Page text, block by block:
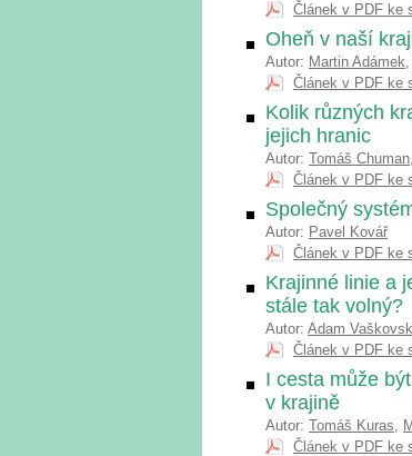
Článek v PDF ke
Oheň v naší
Autor: Martin Adámek,
Článek v PDF ke
Kolik různých
jejich hranic
Autor: Tomáš Chuman,
Článek v PDF ke
Společný
Autor: Pavel Kovář
Článek v PDF ke
Krajinné linie a
stále tak volný?
Autor: Adam
Článek v PDF ke
I cesta může
v krajině
Autor: Tomáš Kuras,
Článek v PDF ke